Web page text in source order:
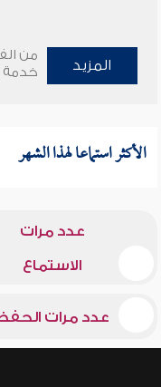
المزيد
من
خدمة
الأكثر استماعا لهذا الشهر
عدد مرات
الاستماع
عدد مرات